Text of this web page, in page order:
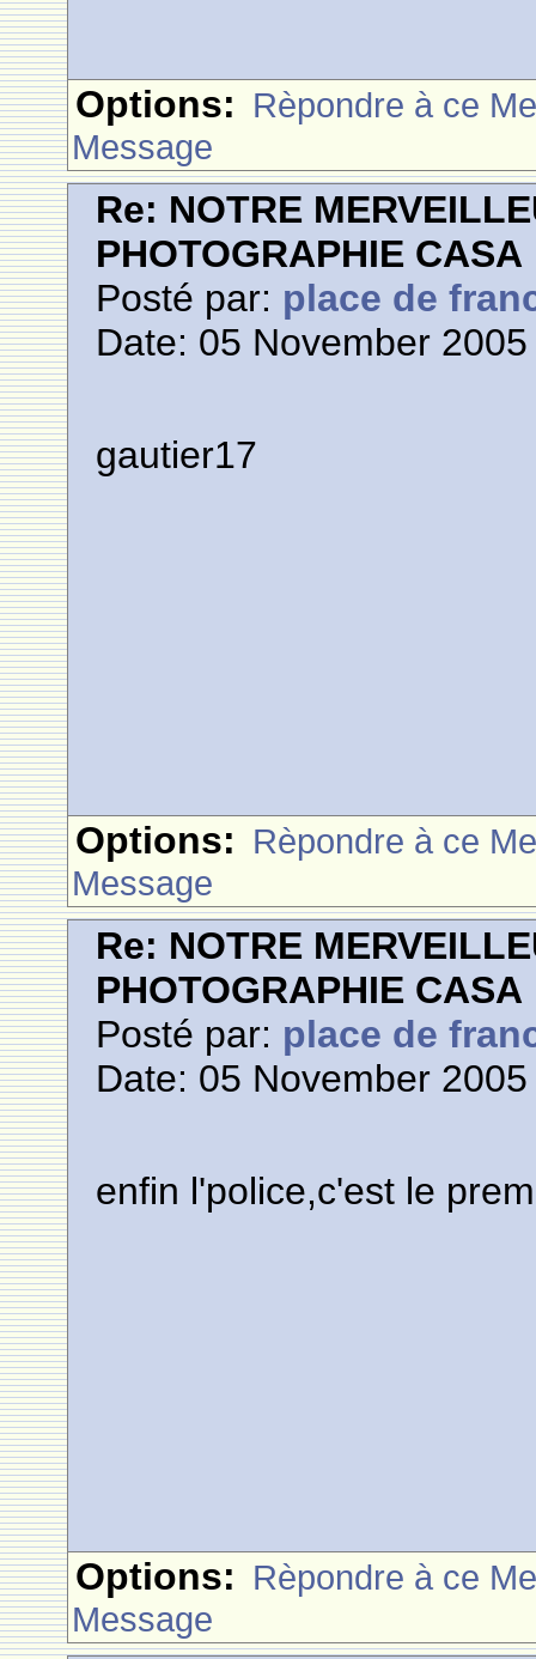
Options: Rèpondre à ce
Message
Re: NOTRE
PHOTOGRAPHIE CASA
Posté par: place de
Date: 05 November
gautier17
Options: Rèpondre à ce
Message
Re: NOTRE
PHOTOGRAPHIE CASA
Posté par: place de
Date: 05 November
enfin l'police,c'est le
Options: Rèpondre à ce
Message